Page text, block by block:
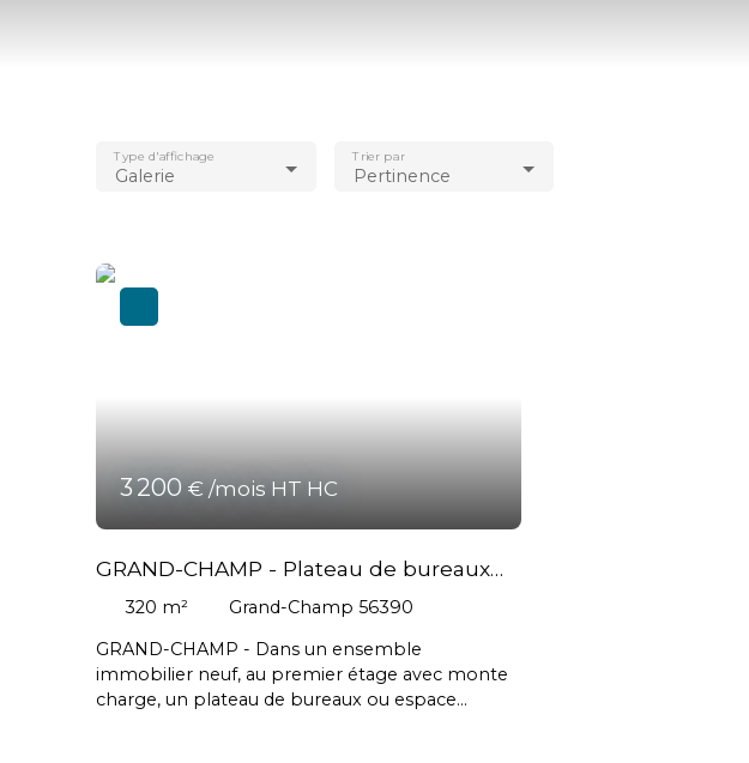
Galerie
Type d'affichage
Pertinence
Trier par
3 200€ /mois HT HC
GRAND-CHAMP - Plateau de bureaux
ou local commercial d'environ 320m²
320 m²
Grand-Champ 56390
GRAND-CHAMP - Dans un ensemble
immobilier neuf, au premier étage avec monte
charge, un plateau de bureaux ou espace